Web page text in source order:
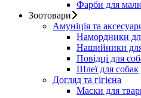
Фарби для
Зоотовари
Амуніція та
Намордники
Нашийники
Повідці для
Шлеї для собак
Догляд та гігієна
Маски для